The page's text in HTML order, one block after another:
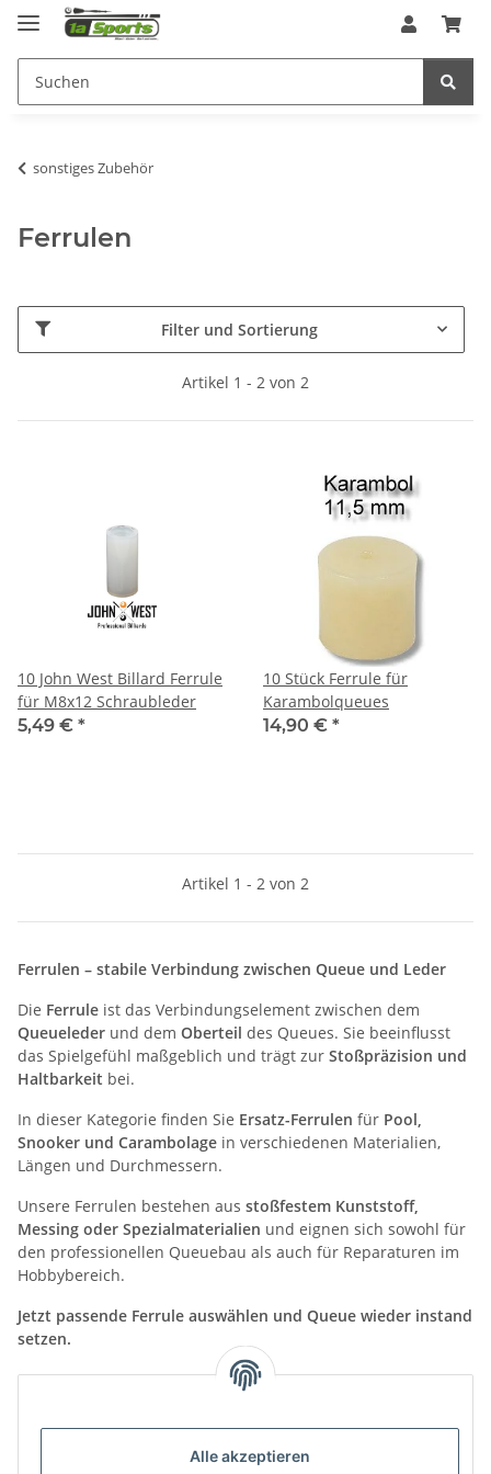
Alle akzeptieren
sonstiges Zubehör
Ferrulen
Filter und Sortierung
Artikel 1 - 2 von 2
10 John West Billard Ferrule
für M8x12 Schraubleder
5,49 € *
10 Stück Ferrule für
Karambolqueues
14,90 € *
Artikel 1 - 2 von 2
Ferrulen – stabile Verbindung zwischen Queue und Leder
Die Ferrule ist das Verbindungselement zwischen dem
Queueleder und dem Oberteil des Queues. Sie beeinflusst
das Spielgefühl maßgeblich und trägt zur Stoßpräzision und
Haltbarkeit bei.
In dieser Kategorie finden Sie Ersatz-Ferrulen für Pool,
Snooker und Carambolage in verschiedenen Materialien,
Längen und Durchmessern.
Unsere Ferrulen bestehen aus stoßfestem Kunststoff,
Messing oder Spezialmaterialien und eignen sich sowohl für
den professionellen Queuebau als auch für Reparaturen im
Hobbybereich.
Jetzt passende Ferrule auswählen und Queue wieder instand
setzen.